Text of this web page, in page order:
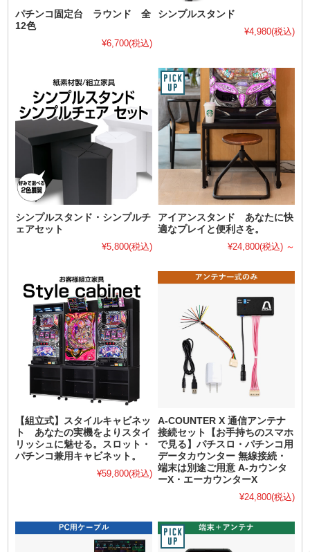
パチンコ固定台 ラウンド 全
12色
¥6,700(税込)
シンプルスタンド
¥4,980(税込)
シンプルスタンド・シンプルチ
ェアセット
¥5,800(税込)
アイアンスタンド あなたに快
適なプレイと便利さを。
¥24,800(税込) ～
【組立式】スタイルキャビネッ
ト あなたの実機をよりスタイ
リッシュに魅せる。スロット・
パチンコ兼用キャビネット。
¥59,800(税込)
A-COUNTER X 通信アンテナ
接続セット【お手持ちのスマホ
で見る】パチスロ・パチンコ用
データカウンター 無線接続・
端末は別途ご用意 A-カウンタ
ーX・エーカウンターX
¥24,800(税込)